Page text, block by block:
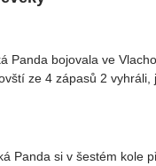
Panda bojovala ve
ze 4 zápasů 2
Panda si v šestém kole